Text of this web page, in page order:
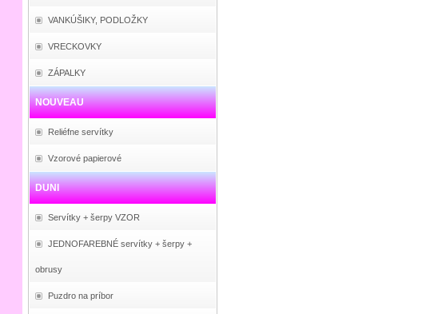
VANKÚŠIKY, PODLOŽKY
VRECKOVKY
ZÁPALKY
NOUVEAU
Reliéfne servítky
Vzorové papierové
DUNI
Servítky + šerpy VZOR
JEDNOFAREBNÉ servítky + šerpy +
obrusy
Puzdro na príbor